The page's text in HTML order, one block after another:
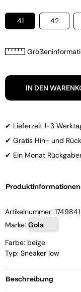
41 42
IN DEN
✔ Lieferzeit 1-3
✔ Gratis Hin- und
✔ Ein Monat
Produktinformationen
Artikelnummer: 1749841
Marke: Gola
Farbe: beige
Typ: Sneaker low
Beschreibung